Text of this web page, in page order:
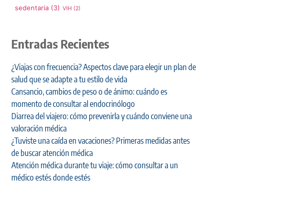
sedentaria(3) VIH (2)
Entradas Recientes
¿Viajas con frecuencia? Aspectos clave para elegir un plan de
salud que se adapte a tu estilo de vida
Cansancio, cambios de peso o de ánimo: cuándo es
momento de consultar al endocrinólogo
Diarrea del viajero: cómo prevenirla y cuándo conviene una
valoración médica
¿Tuviste una caída en vacaciones? Primeras medidas antes
de buscar atención médica
Atención médica durante tu viaje: cómo consultar a un
médico estés donde estés